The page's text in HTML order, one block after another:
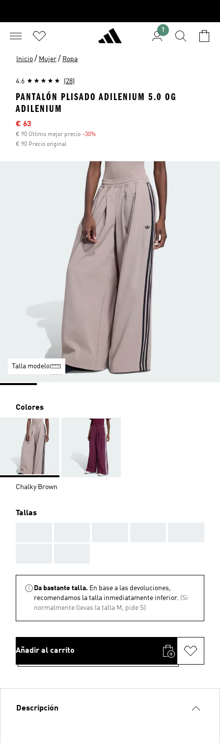
1
Inicio / Mujer / Ropa
4.6 (28)
PANTALÓN PLISADO ADILENIUM 5.0 OG
ADILENIUM
Precio rebajado
€ 63
€ 90 Último mejor precio -30%
€ 90 Precio original
Talla modelo
Colores
Chalky Brown
Tallas
Da bastante talla. En base a las devoluciones,
recomendamos la talla inmediatamente inferior. (Si
normalmente llevas la talla M, pide S)
Añadir al carrito
Descripción